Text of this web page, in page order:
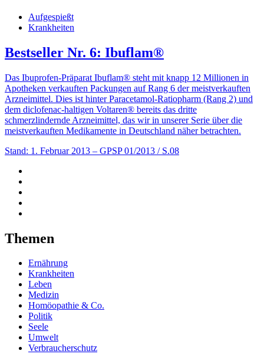
Aufgespießt
Krankheiten
Bestseller Nr. 6: Ibuflam®
Das Ibuprofen-Präparat Ibuflam® steht mit knapp 12 Millionen in
Apotheken verkauften Packungen auf Rang 6 der meistverkauften
Arzneimittel. Dies ist hinter Paracetamol-Ratiopharm (Rang 2) und
dem diclofenac-haltigen Voltaren® bereits das dritte
schmerzlindernde Arzneimittel, das wir in unserer Serie über die
meistverkauften Medikamente in Deutschland näher betrachten.
Stand: 1. Februar 2013 – GPSP 01/2013 / S.08
Themen
Ernährung
Krankheiten
Leben
Medizin
Homöopathie & Co.
Politik
Seele
Umwelt
Verbraucherschutz